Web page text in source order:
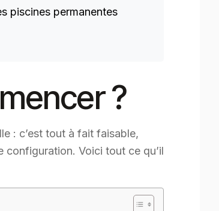
piscines permanentes
?
: c’est tout à fait faisable,
configuration. Voici tout ce qu’il